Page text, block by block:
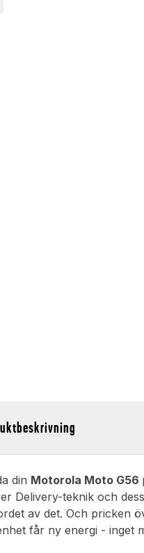
din Motorola Moto G56
Delivery-teknik och
av det. Och pricken
får ny energi - inget